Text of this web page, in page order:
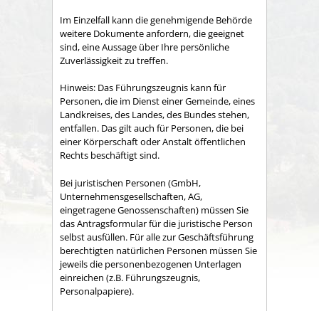
Im Einzelfall kann die genehmigende Behörde
weitere Dokumente anfordern, die geeignet
sind, eine Aussage über Ihre persönliche
Zuverlässigkeit zu treffen.
Hinweis: Das Führungszeugnis kann für
Personen, die im Dienst einer Gemeinde, eines
Landkreises, des Landes, des Bundes stehen,
entfallen. Das gilt auch für Personen, die bei
einer Körperschaft oder Anstalt öffentlichen
Rechts beschäftigt sind.
Bei juristischen Personen (GmbH,
Unternehmensgesellschaften, AG,
eingetragene Genossenschaften) müssen Sie
das Antragsformular für die juristische Person
selbst ausfüllen. Für alle zur Geschäftsführung
berechtigten natürlichen Personen müssen Sie
jeweils die personenbezogenen Unterlagen
einreichen (z.B. Führungszeugnis,
Personalpapiere).